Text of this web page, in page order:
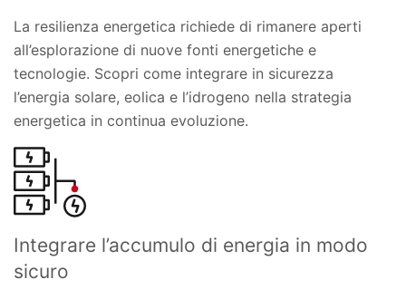
La resilienza energetica richiede di rimanere aperti
all’esplorazione di nuove fonti energetiche e
tecnologie. Scopri come integrare in sicurezza
l’energia solare, eolica e l’idrogeno nella strategia
energetica in continua evoluzione.
Integrare l’accumulo di energia in modo
sicuro